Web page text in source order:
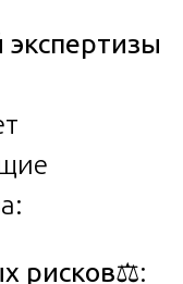
рисков⚖️: